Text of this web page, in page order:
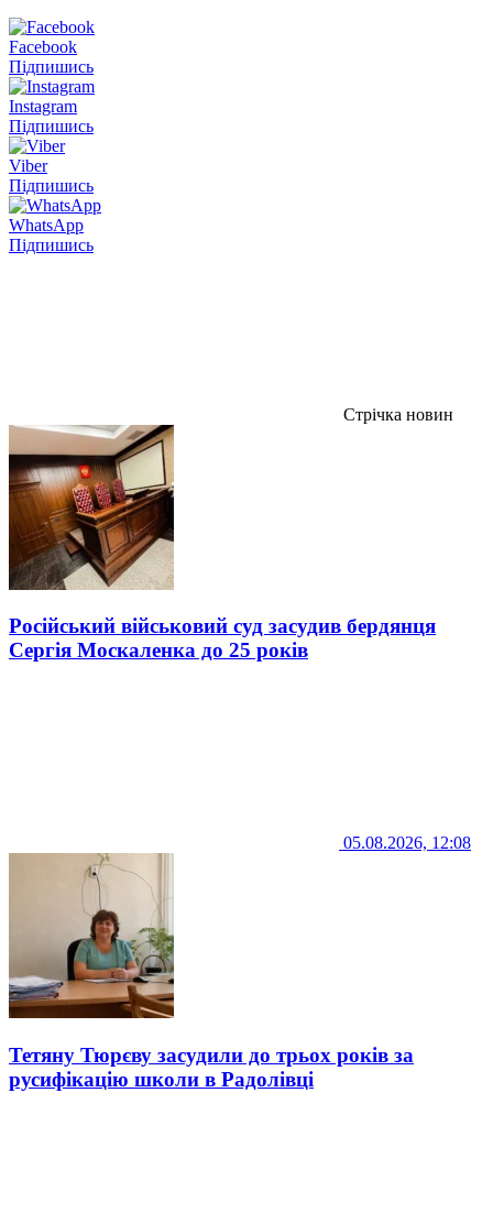
Facebook
Підпишись
Instagram
Підпишись
Viber
Підпишись
WhatsApp
Підпишись
Стрічка новин
Російський військовий суд засудив бердянця
Сергія Москаленка до 25 років
05.08.2026, 12:08
Тетяну Тюрєву засудили до трьох років за
русифікацію школи в Радолівці